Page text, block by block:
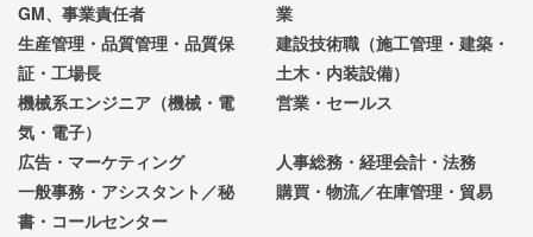
GM、事業責任者
業
生産管理・品質管理・品質保
証・工場長
建設技術職（施工管理・建築・
土木・内装設備）
機械系エンジニア（機械・電
気・電子）
営業・セールス
広告・マーケティング
人事総務・経理会計・法務
一般事務・アシスタント／秘
書・コールセンター
購買・物流／在庫管理・貿易